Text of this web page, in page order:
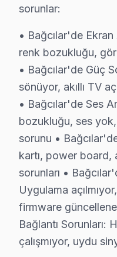
Hitachi Servis
Tokyo mühendisliği
Hitachi TV Onarım
1. Müşteri bildirir,
2. Termal kamera,
3. Arıza kaynağı
4. Yazılı fiyat teklifi
5. Orijinal veya OEM
6. Tüm fonksiyonlar
bu cihaz panel
Hitachi akıllı TV'ler
Hitachi görüntüleme
sorunlar:
• Bağcılar'de Ekran
renk bozukluğu,
• Bağcılar'de Güç
sönüyor, akıllı TV
• Bağcılar'de Ses
bozukluğu, ses yok,
sorunu •
kartı, power board,
sorunları •
Uygulama
firmware
Bağlantı Sorunları:
çalışmıyor, uydu